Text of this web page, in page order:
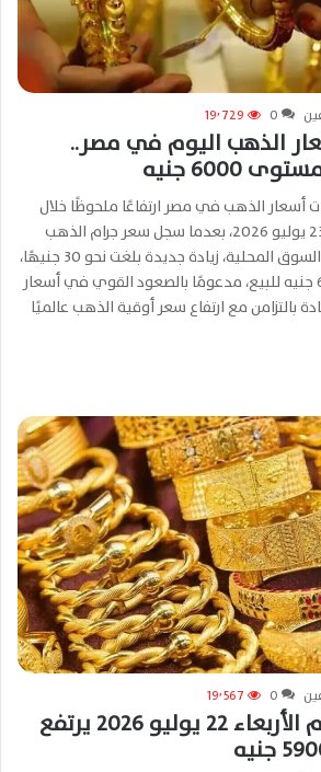
0 19٬729
الذهب اليوم في مصر..
الذهب في مصر ارتفاعًا ملحوظًا خلال
تعاملات اليوم الخميس 23 يوليو 2026، بعدما سجل سعر جرام الذهب
عيار 21، الأكثر تداولًا في السوق المحلية، زيادة جديدة بلغت نحو 30 جنيهًا،
ليصل إلى مستوى 6000 جنيه للبيع، مدعومًا بالصعود القوي في أسعار
بالتزامن مع ارتفاع سعر أوقية الذهب عالميًا
0 19٬567
سعر الذهب اليوم الأربعاء 22 يوليو 2026 يرتفع